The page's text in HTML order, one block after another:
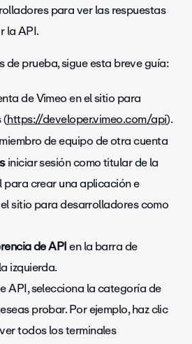
para ver las respuestas
la API.
de prueba, sigue esta breve guía:
de Vimeo en el sitio para
(https://developer.vimeo.com/api).
de equipo de otra cuenta
iniciar sesión como titular de la
crear una aplicación e
sitio para desarrolladores como
de APIen la barra de
izquierda.
API, selecciona la categoría de
probar.Por ejemplo, haz clic
todos los terminales